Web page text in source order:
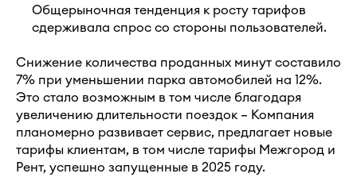
Общерыночная тенденция к росту тарифов
сдерживала спрос со стороны пользователей.
Снижение количества проданных минут составило
7% при уменьшении парка автомобилей на 12%.
Это стало возможным в том числе благодаря
увеличению длительности поездок – Компания
планомерно развивает сервис, предлагает новые
тарифы клиентам, в том числе тарифы Межгород и
Рент, успешно запущенные в 2025 году.